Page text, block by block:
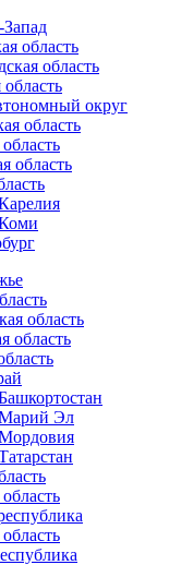
область
область
округ
область
область
область
область
Эл